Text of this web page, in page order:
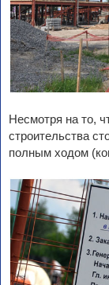
Несмотря на то,
строительства
полным ходом